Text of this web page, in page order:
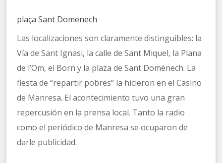
plaça Sant Domenech
Las localizaciones son claramente distinguibles: la
Vía de Sant Ignasi, la calle de Sant Miquel, la Plana
de l’Om, el Born y la plaza de Sant Domènech. La
fiesta de “repartir pobres” la hicieron en el Casino
de Manresa. El acontecimiento tuvo una gran
repercusión en la prensa local. Tanto la radio
como el periódico de Manresa se ocuparon de
darle publicidad.